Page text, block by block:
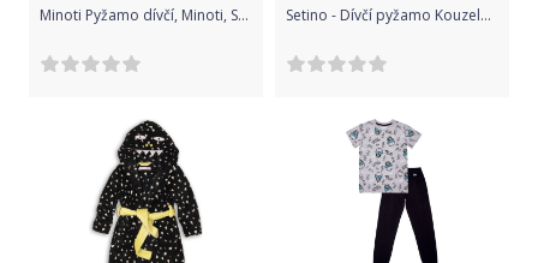
Minoti Pyžamo dívčí, Minoti, SLEEPOVER 11, černá Setino - Dívčí pyžamo Kouzelná beruška (Ladybug) - černé - vel. 116